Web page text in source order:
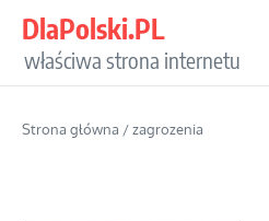
DlaPolski.PL
właściwa strona internetu
Strona główna /zagrozenia